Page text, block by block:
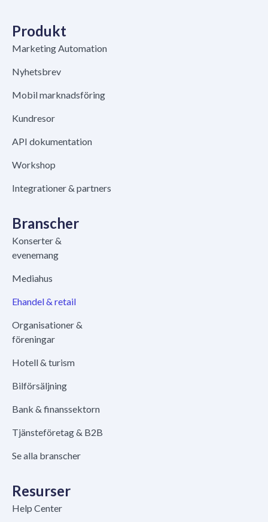
Produkt
Marketing Automation
Nyhetsbrev
Mobil marknadsföring
Kundresor
API dokumentation
Workshop
Integrationer & partners
Branscher
Konserter &
evenemang
Mediahus
Ehandel & retail
Organisationer &
föreningar
Hotell & turism
Bilförsäljning
Bank & finanssektorn
Tjänsteföretag & B2B
Se alla branscher
Resurser
Help Center